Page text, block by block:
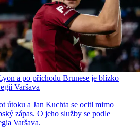
a po příchodu Brunese je blízko
Varšava
útoku a Jan Kuchta se ocitl mimo
zápas. O jeho služby se podle
Varšava.